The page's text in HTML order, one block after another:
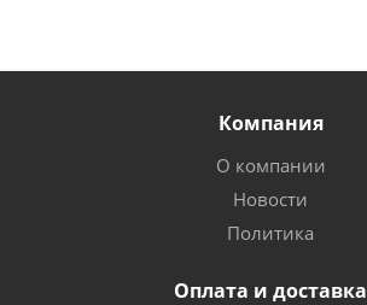
Компания
О компании
Новости
Политика
Оплата и доставка